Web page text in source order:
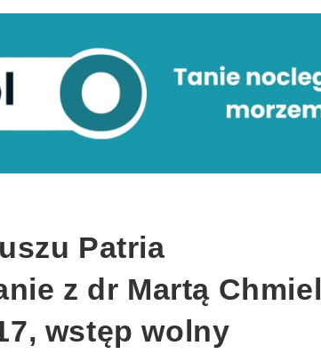
Patria
z dr Martą Chmiel
wstęp wolny